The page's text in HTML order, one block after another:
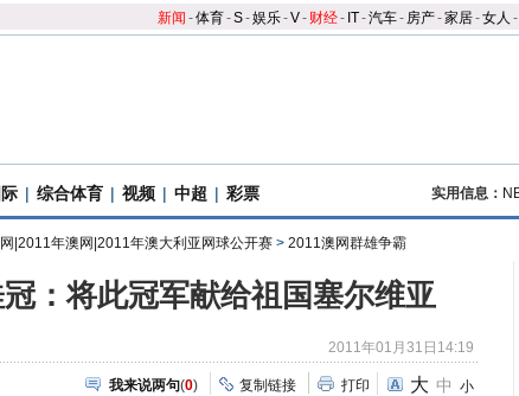
新闻 -体育-S-娱乐-V- 财经- IT-汽车- 房产-家居-女人 -
| 综合体育 | 视频 | 中超 | 彩票 实用信息：
|2011年澳网|2011年澳大利亚网球公开赛 > 2011澳网群雄争霸
：将此冠军献给祖国塞尔维亚
2011年01月31日14:19
我来说两句(0) 复制链接 打印 大 中 小